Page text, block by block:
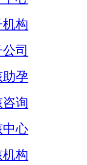
构
司
孕
询
中心
构